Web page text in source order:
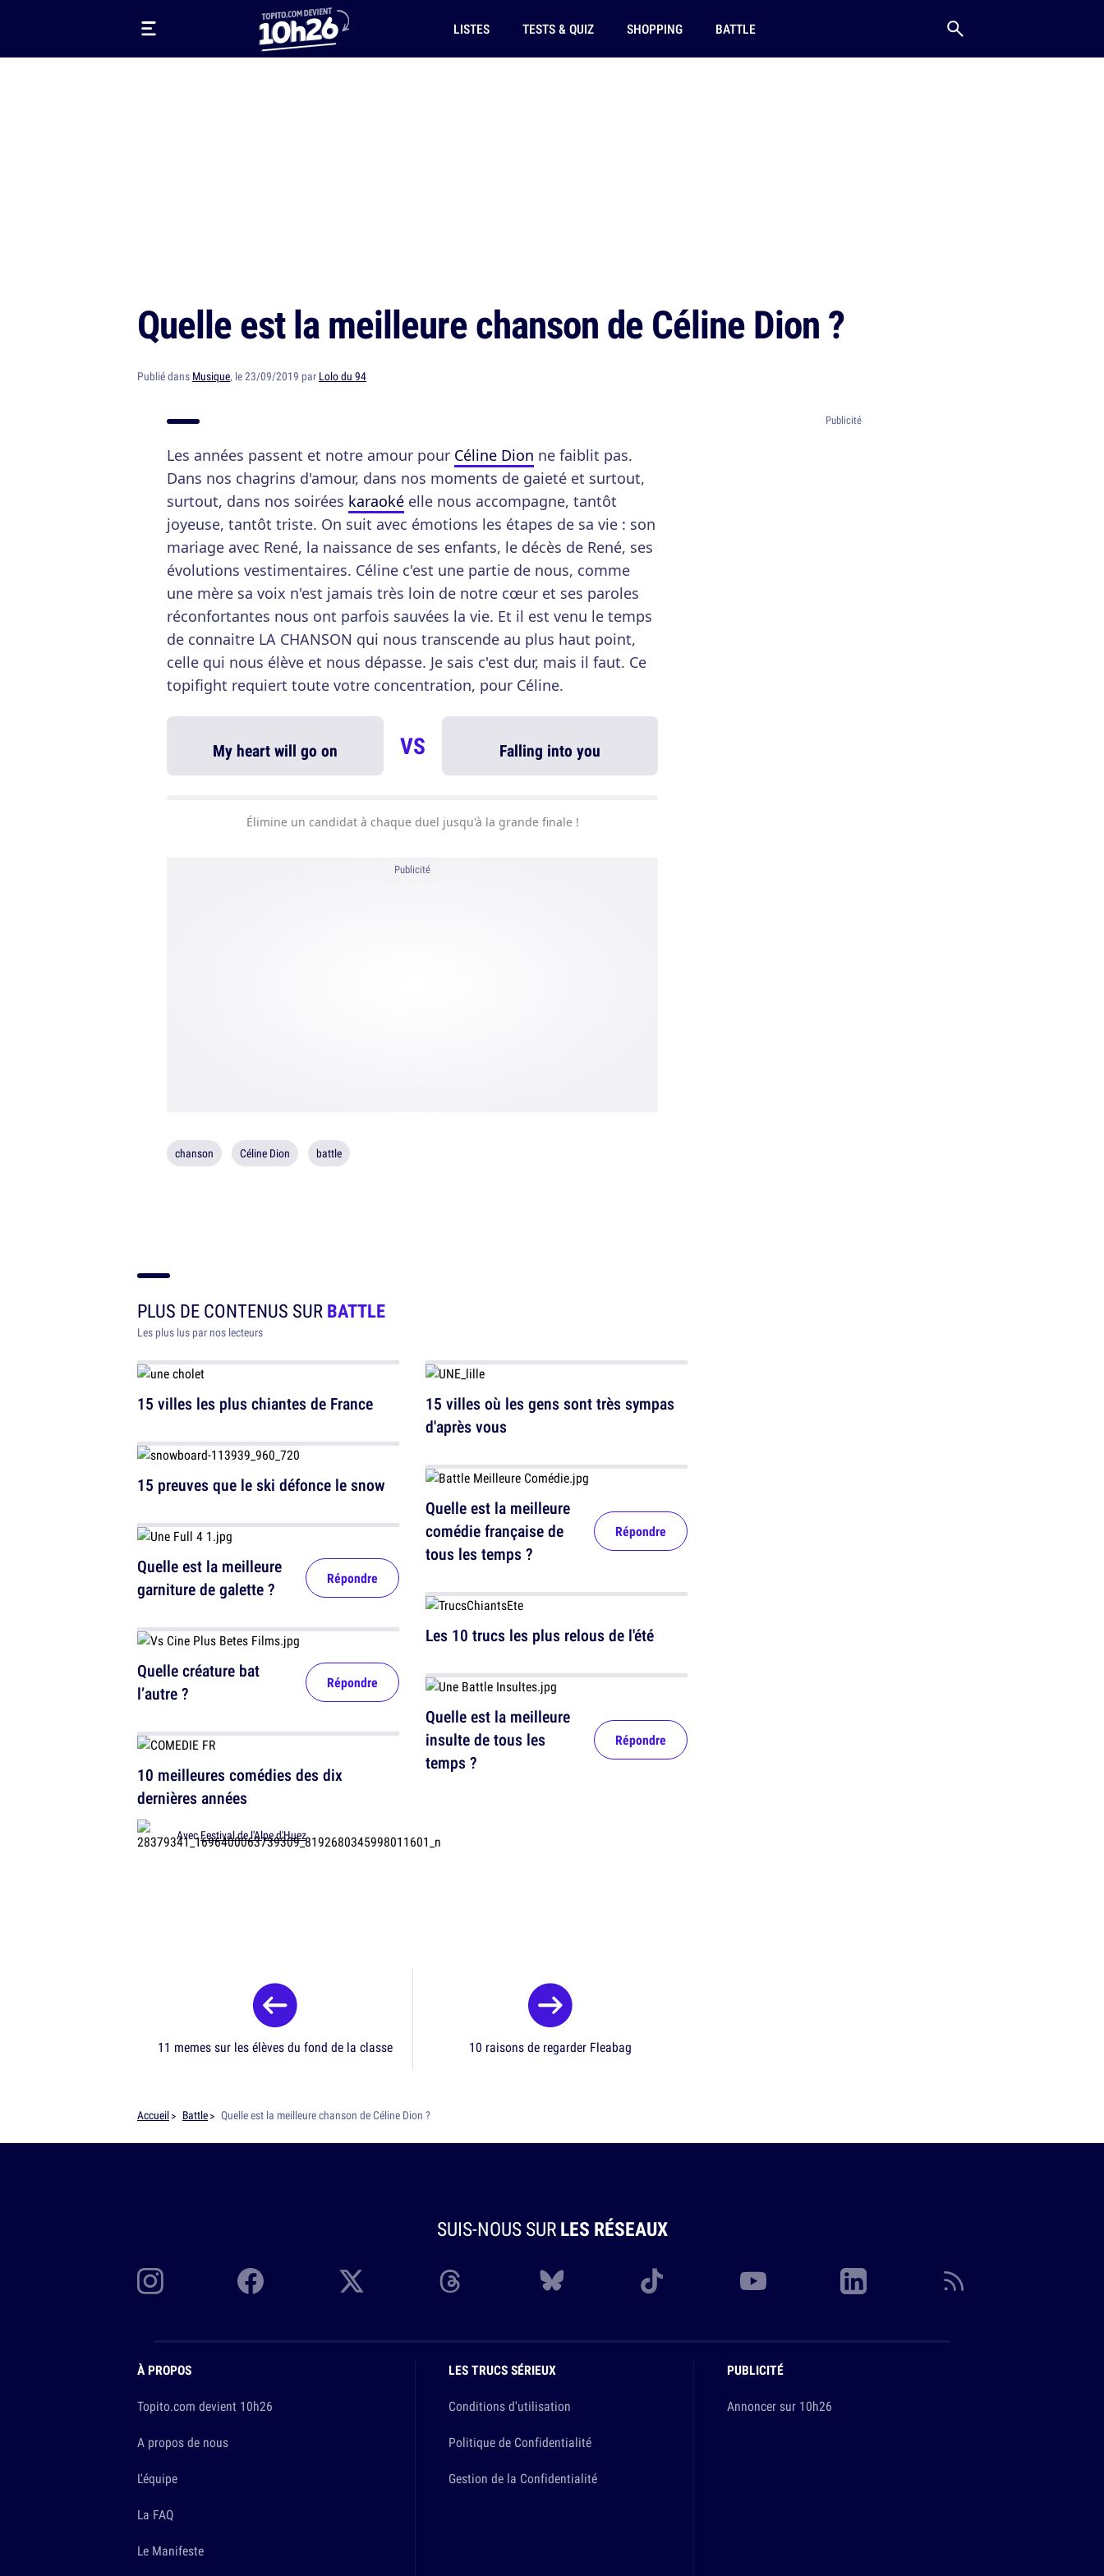
LISTES TESTS & QUIZ SHOPPING BATTLE
Quelle est la meilleure chanson de Céline Dion ?
Publié dans Musique, le 23/09/2019 par Lolo du 94
Les années passent et notre amour pour Céline Dion ne faiblit pas.
Dans nos chagrins d'amour, dans nos moments de gaieté et surtout,
surtout, dans nos soirées karaoké elle nous accompagne, tantôt
joyeuse, tantôt triste. On suit avec émotions les étapes de sa vie : son
mariage avec René, la naissance de ses enfants, le décès de René, ses
évolutions vestimentaires. Céline c'est une partie de nous, comme
une mère sa voix n'est jamais très loin de notre cœur et ses paroles
réconfortantes nous ont parfois sauvées la vie. Et il est venu le temps
de connaitre LA CHANSON qui nous transcende au plus haut point,
celle qui nous élève et nous dépasse. Je sais c'est dur, mais il faut. Ce
topifight requiert toute votre concentration, pour Céline.
My heart will go on VS Falling into you
Élimine un candidat à chaque duel jusqu'à la grande finale !
Publicité
chanson Céline Dion battle
PLUS DE CONTENUS SURBATTLE
Les plus lus par nos lecteurs
15 villes les plus chiantes de France
15 preuves que le ski défonce le snow
Quelle est la meilleure
garniture de galette ?
Répondre
Quelle créature bat
l’autre ?
Répondre
10 meilleures comédies des dix
dernières années
AvecFestival de l'Alpe d'Huez
15 villes où les gens sont très sympas
d'après vous
Quelle est la meilleure
comédie française de
tous les temps ?
Répondre
Les 10 trucs les plus relous de l'été
Quelle est la meilleure
insulte de tous les
temps ?
Répondre
11 memes sur les élèves du fond de la classe 10 raisons de regarder Fleabag
Accueil Battle Quelle est la meilleure chanson de Céline Dion ?
SUIS-NOUS SURLES RÉSEAUX
À PROPOS
Topito.com devient 10h26
A propos de nous
L'équipe
La FAQ
Le Manifeste
LES TRUCS SÉRIEUX
Conditions d'utilisation
Politique de Confidentialité
Gestion de la Confidentialité
PUBLICITÉ
Annoncer sur 10h26